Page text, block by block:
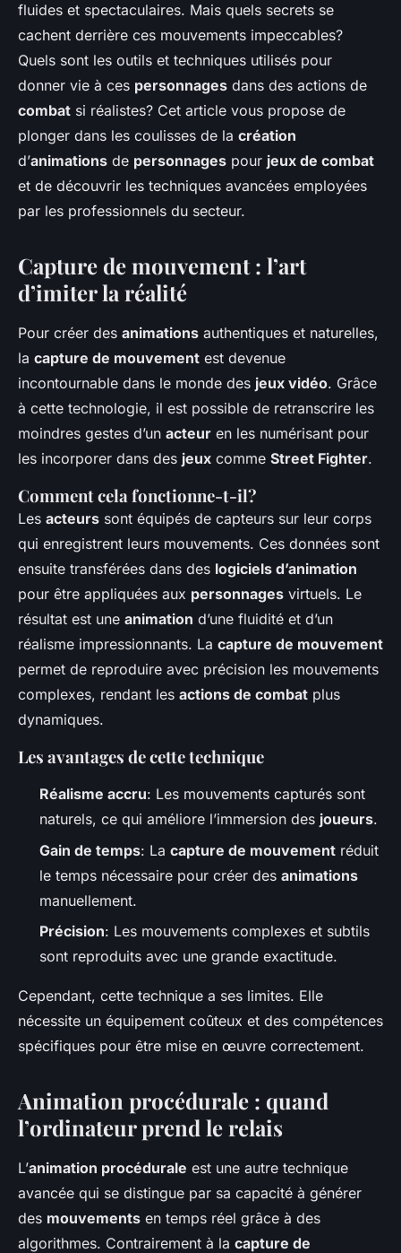
fluides et spectaculaires. Mais quels secrets se
cachent derrière ces mouvements impeccables?
Quels sont les outils et techniques utilisés pour
donner vie à ces personnages dans des actions de
combat si réalistes? Cet article vous propose de
plonger dans les coulisses de la création
d’animations de personnages pour jeux de combat
et de découvrir les techniques avancées employées
par les professionnels du secteur.
Capture de mouvement : l’art
d’imiter la réalité
Pour créer des animations authentiques et naturelles,
la capture de mouvement est devenue
incontournable dans le monde des jeux vidéo. Grâce
à cette technologie, il est possible de retranscrire les
moindres gestes d’un acteur en les numérisant pour
les incorporer dans des jeux comme Street Fighter.
Comment cela fonctionne-t-il?
Les acteurs sont équipés de capteurs sur leur corps
qui enregistrent leurs mouvements. Ces données sont
ensuite transférées dans des logiciels d’animation
pour être appliquées aux personnages virtuels. Le
résultat est une animation d’une fluidité et d’un
réalisme impressionnants. La capture de mouvement
permet de reproduire avec précision les mouvements
complexes, rendant les actions de combat plus
dynamiques.
Les avantages de cette technique
Réalisme accru: Les mouvements capturés sont
naturels, ce qui améliore l’immersion des joueurs.
Gain de temps: La capture de mouvement réduit
le temps nécessaire pour créer des animations
manuellement.
Précision: Les mouvements complexes et subtils
sont reproduits avec une grande exactitude.
Cependant, cette technique a ses limites. Elle
nécessite un équipement coûteux et des compétences
spécifiques pour être mise en œuvre correctement.
Animation procédurale : quand
l’ordinateur prend le relais
L’animation procédurale est une autre technique
avancée qui se distingue par sa capacité à générer
des mouvements en temps réel grâce à des
algorithmes. Contrairement à la capture de